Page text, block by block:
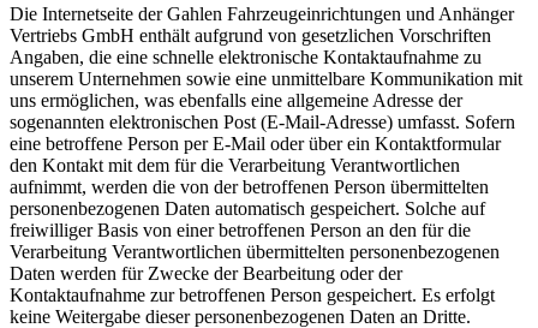
Die Internetseite der Gahlen Fahrzeugeinrichtungen und Anhänger
Vertriebs GmbH enthält aufgrund von gesetzlichen Vorschriften
Angaben, die eine schnelle elektronische Kontaktaufnahme zu
unserem Unternehmen sowie eine unmittelbare Kommunikation mit
uns ermöglichen, was ebenfalls eine allgemeine Adresse der
sogenannten elektronischen Post (E-Mail-Adresse) umfasst. Sofern
eine betroffene Person per E-Mail oder über ein Kontaktformular
den Kontakt mit dem für die Verarbeitung Verantwortlichen
aufnimmt, werden die von der betroffenen Person übermittelten
personenbezogenen Daten automatisch gespeichert. Solche auf
freiwilliger Basis von einer betroffenen Person an den für die
Verarbeitung Verantwortlichen übermittelten personenbezogenen
Daten werden für Zwecke der Bearbeitung oder der
Kontaktaufnahme zur betroffenen Person gespeichert. Es erfolgt
keine Weitergabe dieser personenbezogenen Daten an Dritte.